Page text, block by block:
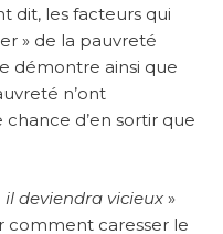
dit, les facteurs qui
» de la pauvreté
démontre ainsi que
n’ont
d’en sortir que
il deviendra vicieux »
comment caresser le